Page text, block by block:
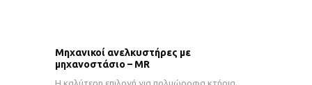
Μηχανικοί ανελκυστήρες με
μηχανοστάσιο – MR
Η καλύτερη επιλογή για πολυώροφα κτήρια,